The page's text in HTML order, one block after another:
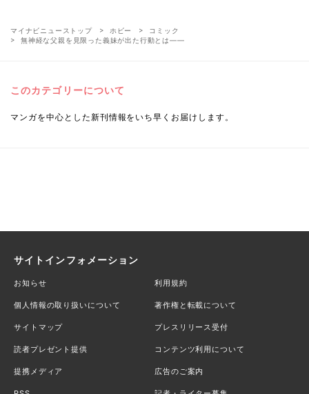
マイナビニューストップ ホビー
コミック
無神経な父親を見限った義妹が出た行動とは――
このカテゴリーについて
マンガを中心とした新刊情報をいち早くお届けします。
サイトインフォメーション
お知らせ 利用規約
個人情報の取り扱いについて 著作権と転載について
サイトマップ プレスリリース受付
読者プレゼント提供 コンテンツ利用について
提携メディア 広告のご案内